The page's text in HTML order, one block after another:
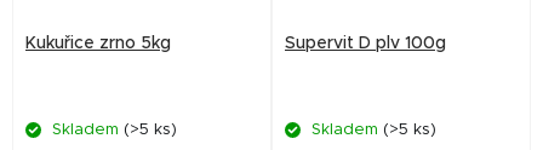
Kukuřice zrno 5kg
Skladem (>5 ks)
Supervit D plv 100g
Skladem (>5 ks)